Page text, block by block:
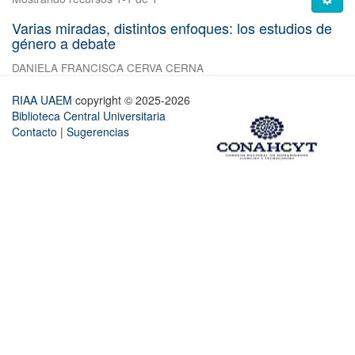
Varias miradas, distintos enfoques: los estudios de
género a debate
DANIELA FRANCISCA CERVA CERNA
RIAA UAEM copyright © 2025-2026
Biblioteca Central Universitaria
Contacto | Sugerencias